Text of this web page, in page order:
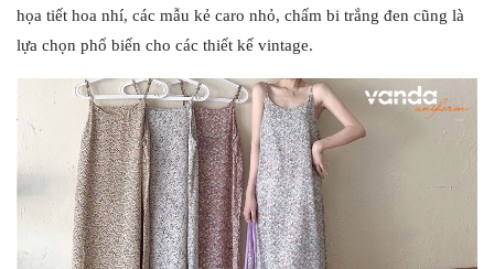
họa tiết hoa nhí, các mẫu kẻ caro nhỏ, chấm bi trắng đen cũng là
lựa chọn phổ biến cho các thiết kế vintage.